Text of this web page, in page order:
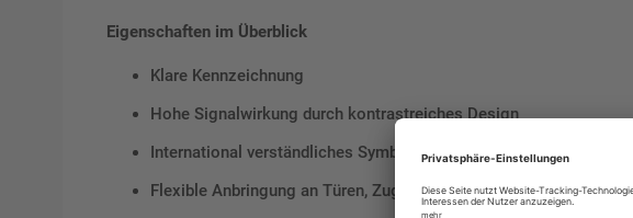
Eigenschaften im Überblick
Klare Kennzeichnung
Hohe Signalwirkung durch kontrastreiches Design
International verständliches Symbol
Flexible Anbringung an Türen, Zugängen oder Geräten